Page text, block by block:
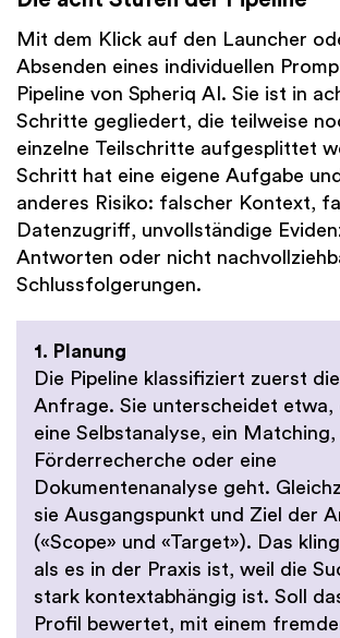
Mit dem Klick auf den Launcher
Absenden eines individuellen
Pipeline von Spheriq AI. Sie ist in
Schritte gegliedert, die teilweise
einzelne Teilschritte aufgesplittet
Schritt hat eine eigene Aufgabe
anderes Risiko: falscher Kontext,
Datenzugriff, unvollständige
Antworten oder nicht
Schlussfolgerungen.
1. Planung
Die Pipeline klassifiziert zuerst
Anfrage. Sie unterscheidet etwa,
eine Selbstanalyse, ein Matching,
Förderrecherche oder eine
Dokumentenanalyse geht.
sie Ausgangspunkt und Ziel der
(«Scope» und «Target»). Das
als es in der Praxis ist, weil die
stark kontextabhängig ist. Soll
Profil bewertet, mit einem